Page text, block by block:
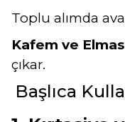
Toplu alımda
Kafem ve
çıkar.
Başlıca